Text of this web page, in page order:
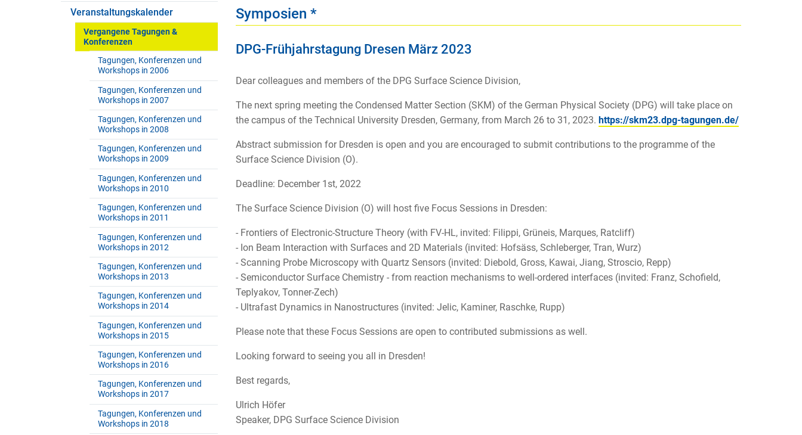
Veranstaltungskalender
Vergangene Tagungen &
Konferenzen
Tagungen, Konferenzen und
Workshops in 2006
Tagungen, Konferenzen und
Workshops in 2007
Tagungen, Konferenzen und
Workshops in 2008
Tagungen, Konferenzen und
Workshops in 2009
Tagungen, Konferenzen und
Workshops in 2010
Tagungen, Konferenzen und
Workshops in 2011
Tagungen, Konferenzen und
Workshops in 2012
Tagungen, Konferenzen und
Workshops in 2013
Tagungen, Konferenzen und
Workshops in 2014
Tagungen, Konferenzen und
Workshops in 2015
Tagungen, Konferenzen und
Workshops in 2016
Tagungen, Konferenzen und
Workshops in 2017
Tagungen, Konferenzen und
Workshops in 2018
Symposien *
DPG-Frühjahrstagung Dresen März 2023
Dear colleagues and members of the DPG Surface Science Division,
The next spring meeting the Condensed Matter Section (SKM) of the German Physical Society (DPG) will take place on
the campus of the Technical University Dresden, Germany, from March 26 to 31, 2023. https://skm23.dpg-tagungen.de/
Abstract submission for Dresden is open and you are encouraged to submit contributions to the programme of the
Surface Science Division (O).
Deadline: December 1st, 2022
The Surface Science Division (O) will host five Focus Sessions in Dresden:
- Frontiers of Electronic-Structure Theory (with FV-HL, invited: Filippi, Grüneis, Marques, Ratcliff)
- Ion Beam Interaction with Surfaces and 2D Materials (invited: Hofsäss, Schleberger, Tran, Wurz)
- Scanning Probe Microscopy with Quartz Sensors (invited: Diebold, Gross, Kawai, Jiang, Stroscio, Repp)
- Semiconductor Surface Chemistry - from reaction mechanisms to well-ordered interfaces (invited: Franz, Schofield,
Teplyakov, Tonner-Zech)
- Ultrafast Dynamics in Nanostructures (invited: Jelic, Kaminer, Raschke, Rupp)
Please note that these Focus Sessions are open to contributed submissions as well.
Looking forward to seeing you all in Dresden!
Best regards,
Ulrich Höfer
Speaker, DPG Surface Science Division